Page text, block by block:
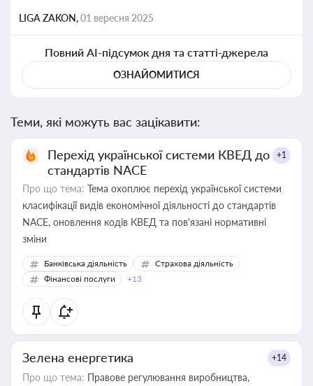
LIGA ZAKON,01 вересня 2025
Повний AI-підсумок дня та статті-джерела
ОЗНАЙОМИТИСЯ
Теми, які можуть вас зацікавити:
Перехід української системи КВЕД до
стандартів NACE
+1
Про що тема: Тема охоплює перехід української системи
класифікації видів економічної діяльності до стандартів
NACE, оновлення кодів КВЕД та пов'язані нормативні
зміни
Банківська діяльність
Страхова діяльність
Фінансові послуги
+13
Зелена енергетика +14
Про що тема: Правове регулювання виробництва,